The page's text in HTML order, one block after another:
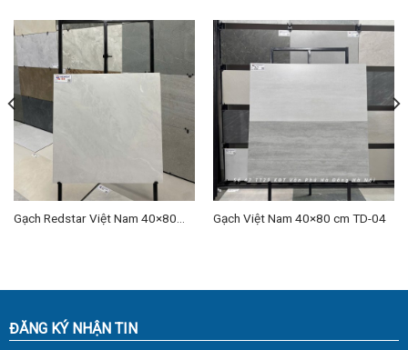
Gạch Redstar Việt Nam 40×80
Gạch Việt Nam 40×80 cm TD-04
ĐĂNG KÝ NHẬN TIN